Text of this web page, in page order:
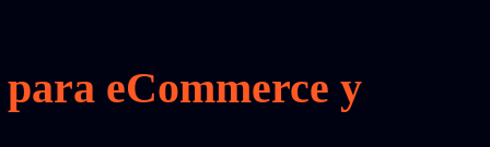
eCommerce y